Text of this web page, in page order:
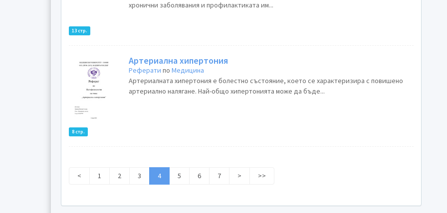
13 стр.
хронични заболявания и профилактиката им...
8 стр.
Артериална хипертония
Реферати поМедицина
Артериалната хипертония е болестно състояние, което се характеризира с повишено
артериално налягане. Най-общо хипертонията може да бъде...
< 1 2 3 4 5 6 7 > >>